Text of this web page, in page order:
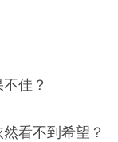
佳？
看不到希望？